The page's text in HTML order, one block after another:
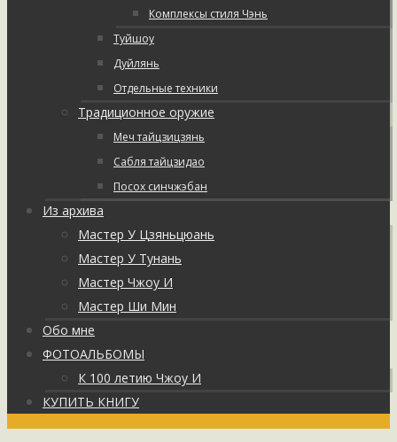
Комплексы стиля Чэнь
Туйшоу
Дуйлянь
Отдельные техники
Традиционное оружие
Меч тайцзицзянь
Сабля тайцзидао
Посох синчжэбан
Из архива
Мастер У Цзяньцюань
Мастер У Тунань
Мастер Чжоу И
Мастер Ши Мин
Обо мне
ФОТОАЛЬБОМЫ
К 100 летию Чжоу И
КУПИТЬ КНИГУ